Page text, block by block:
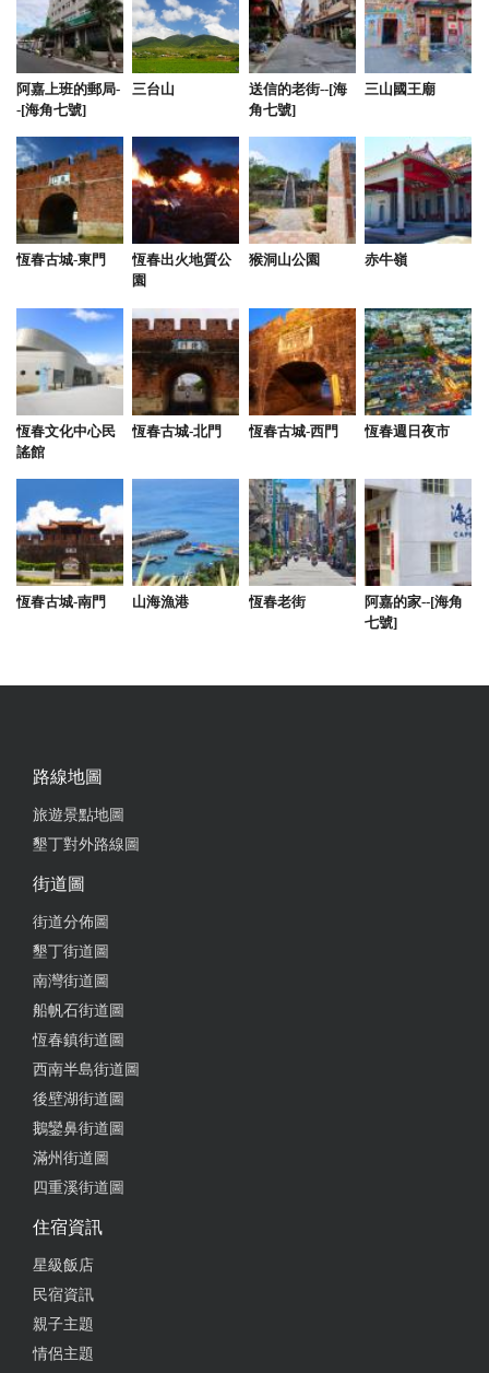
阿嘉上班的郵局-
-[海角七號]
三台山
送信的老街--[海
角七號]
三山國王廟
恆春古城-東門
恆春出火地質公
園
猴洞山公園 赤牛嶺
恆春文化中心民
謠館
恆春古城-北門 恆春古城-西門 恆春週日夜市
恆春古城-南門 山海漁港 恆春老街
阿嘉的家--[海角
七號]
路線地圖
旅遊景點地圖
墾丁對外路線圖
街道圖
街道分佈圖
墾丁街道圖
南灣街道圖
船帆石街道圖
恆春鎮街道圖
西南半島街道圖
後壁湖街道圖
鵝鑾鼻街道圖
滿州街道圖
四重溪街道圖
住宿資訊
星級飯店
民宿資訊
親子主題
情侶主題